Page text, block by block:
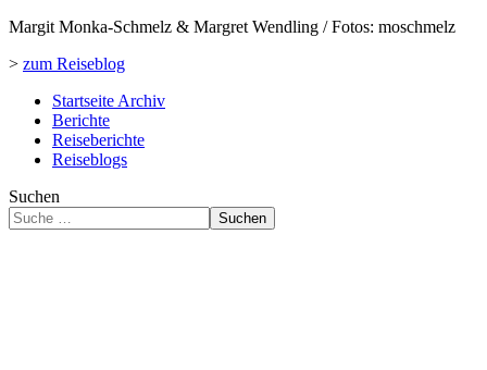
Margit Monka-Schmelz & Margret Wendling / Fotos: moschmelz
> zum Reiseblog
Startseite Archiv
Berichte
Reiseberichte
Reiseblogs
Suchen
Suchen